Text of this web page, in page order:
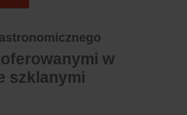
w
szklanymi